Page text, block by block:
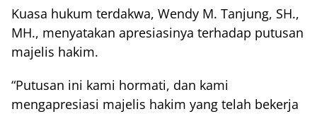
Kuasa hukum terdakwa, Wendy M. Tanjung, SH.,
MH., menyatakan apresiasinya terhadap putusan
majelis hakim.
“Putusan ini kami hormati, dan kami
mengapresiasi majelis hakim yang telah bekerja